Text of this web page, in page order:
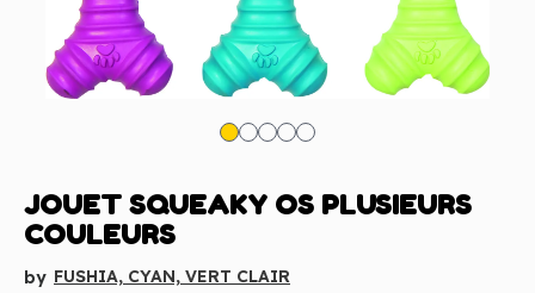
JOUET SQUEAKY OS PLUSIEURS
COULEURS
by FUSHIA, CYAN, VERT CLAIR